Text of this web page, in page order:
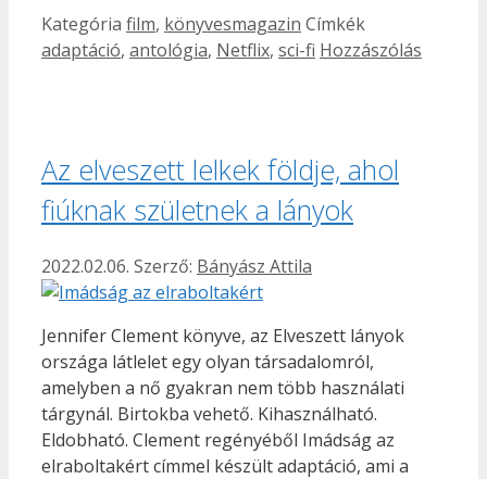
Kategória film, könyvesmagazin Címkék
adaptáció, antológia, Netflix, sci-fi Hozzászólás
Az elveszett lelkek földje, ahol
fiúknak születnek a lányok
2022.02.06. Szerző: Bányász Attila
Jennifer Clement könyve, az Elveszett lányok
országa látlelet egy olyan társadalomról,
amelyben a nő gyakran nem több használati
tárgynál. Birtokba vehető. Kihasználható.
Eldobható. Clement regényéből Imádság az
elraboltakért címmel készült adaptáció, ami a